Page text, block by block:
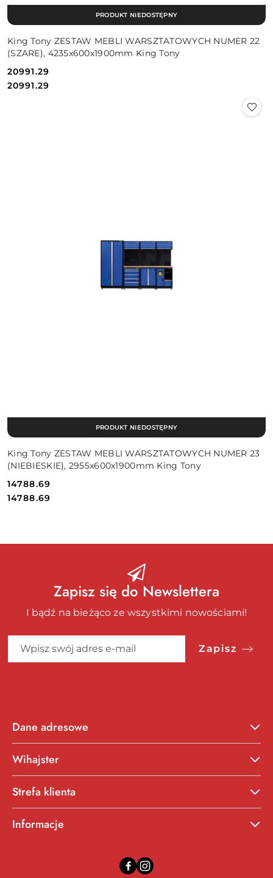
King Tony ZESTAW MEBLI WARSZTATOWYCH NUMER 22
(SZARE), 4235x600x1900mm King Tony
Cena:
20991.29
Cena:
20991.29
PRODUKT NIEDOSTĘPNY
King Tony ZESTAW MEBLI WARSZTATOWYCH NUMER 23
(NIEBIESKIE), 2955x600x1900mm King Tony
Cena:
14788.69
Cena:
14788.69
PRODUKT NIEDOSTĘPNY
Zapisz się do Newslettera
I bądź na bieżąco ze wszystkimi nowościami!
Zapisz
Dane adresowe
Wihajster
Strefa klienta
Informacje